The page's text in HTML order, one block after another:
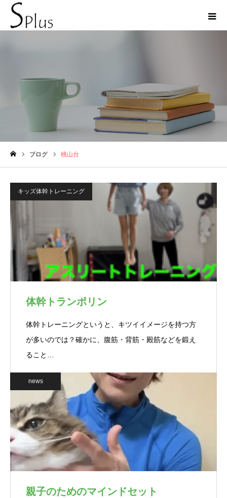
桃山台
ブログ 桃山台
キッズ体幹トレーニング
体幹トランポリン
体幹トレーニングというと、キツイイメージを持つ方
が多いのでは？確かに、腹筋・背筋・殿筋などを鍛え
ること…
news
親子のためのマインドセット